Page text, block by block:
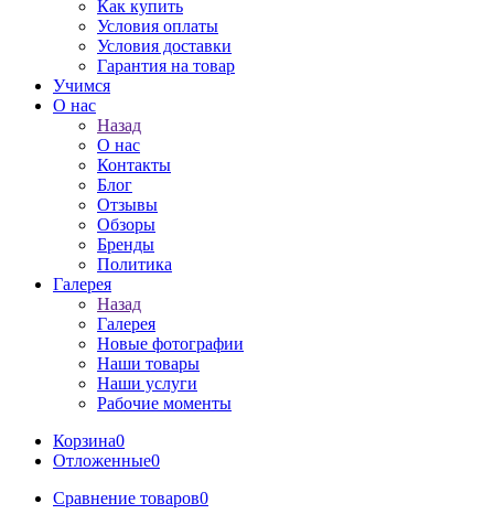
Как купить
Условия оплаты
Условия доставки
Гарантия на товар
Учимся
О нас
Назад
О нас
Контакты
Блог
Отзывы
Обзоры
Бренды
Политика
Галерея
Назад
Галерея
Новые фотографии
Наши товары
Наши услуги
Рабочие моменты
Корзина0
Отложенные0
Сравнение товаров0